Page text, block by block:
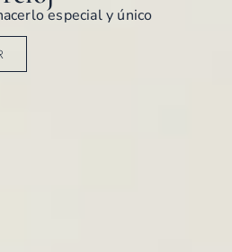
especial y único